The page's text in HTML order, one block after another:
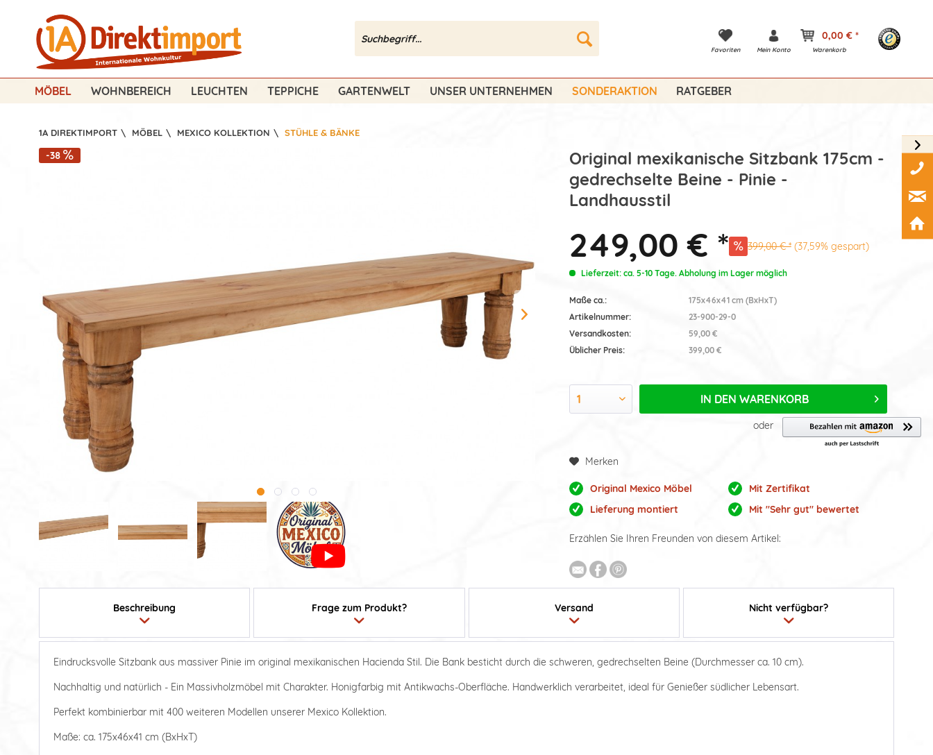
Favoriten Mein Konto
0,00 € *
Warenkorb
MÖBEL WOHNBEREICH LEUCHTEN TEPPICHE GARTENWELT UNSER UNTERNEHMEN SONDERAKTION RATGEBER
1A DIREKTIMPORT \ MÖBEL \ MEXICO KOLLEKTION \ STÜHLE & BÄNKE
-38
Original mexikanische Sitzbank 175cm -
gedrechselte Beine - Pinie -
Landhausstil
249,00 € * 399,00 € * (37,59% gespart)
Lieferzeit: ca. 5-10 Tage. Abholung im Lager möglich
Maße ca.:
175x46x41 cm (BxHxT)
Artikelnummer:
23-900-29-0
Versandkosten:
59,00 €
Üblicher Preis:
399,00 €
IN DEN WARENKORB
oder
Merken
Original Mexico Möbel
Mit Zertifikat
Lieferung montiert
Mit "Sehr gut" bewertet
Erzählen Sie Ihren Freunden von diesem Artikel:
Beschreibung Frage zum Produkt? Versand Nicht verfügbar?
Eindrucksvolle Sitzbank aus massiver Pinie im original mexikanischen Hacienda Stil. Die Bank besticht durch die schweren, gedrechselten Beine (Durchmesser ca. 10 cm).
Nachhaltig und natürlich - Ein Massivholzmöbel mit Charakter. Honigfarbig mit Antikwachs-Oberfläche. Handwerklich verarbeitet, ideal für Genießer südlicher Lebensart.
Perfekt kombinierbar mit 400 weiteren Modellen unserer Mexico Kollektion.
Maße: ca. 175x46x41 cm (BxHxT)